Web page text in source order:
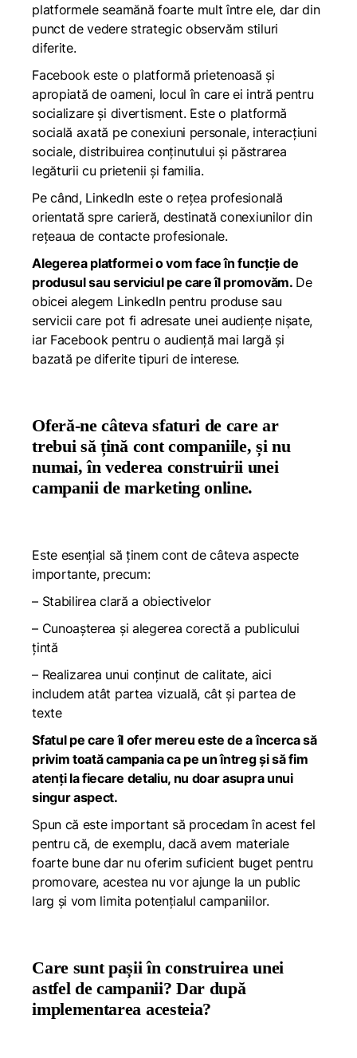
platformele seamănă foarte mult între ele, dar din
punct de vedere strategic observăm stiluri
diferite.
Facebook este o platformă prietenoasă și
apropiată de oameni, locul în care ei intră pentru
socializare și divertisment. Este o platformă
socială axată pe conexiuni personale, interacțiuni
sociale, distribuirea conținutului și păstrarea
legăturii cu prietenii și familia.
Pe când, LinkedIn este o rețea profesională
orientată spre carieră, destinată conexiunilor din
rețeaua de contacte profesionale.
Alegerea platformei o vom face în funcție de
produsul sau serviciul pe care îl promovăm. De
obicei alegem LinkedIn pentru produse sau
servicii care pot fi adresate unei audiențe nișate,
iar Facebook pentru o audiență mai largă și
bazată pe diferite tipuri de interese.
Oferă-ne câteva sfaturi de care ar
trebui să țină cont companiile, și nu
numai, în vederea construirii unei
campanii de marketing online.
Este esențial să ținem cont de câteva aspecte
importante, precum:
– Stabilirea clară a obiectivelor
– Cunoașterea și alegerea corectă a publicului
țintă
– Realizarea unui conținut de calitate, aici
includem atât partea vizuală, cât și partea de
texte
Sfatul pe care îl ofer mereu este de a încerca să
privim toată campania ca pe un întreg și să fim
atenți la fiecare detaliu, nu doar asupra unui
singur aspect.
Spun că este important să procedam în acest fel
pentru că, de exemplu, dacă avem materiale
foarte bune dar nu oferim suficient buget pentru
promovare, acestea nu vor ajunge la un public
larg și vom limita potențialul campaniilor.
Care sunt pașii în construirea unei
astfel de campanii? Dar după
implementarea acesteia?